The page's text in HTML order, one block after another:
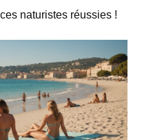
naturistes réussies !